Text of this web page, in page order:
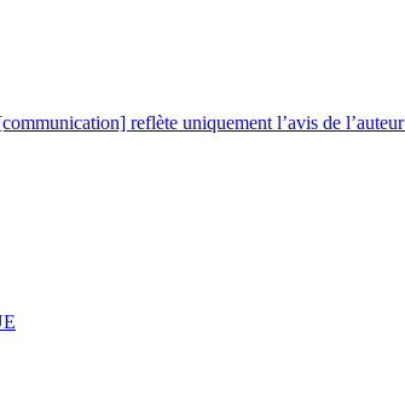
reflète uniquement l’avis de